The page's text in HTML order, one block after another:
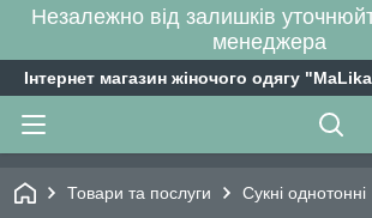
Незалежно від залишків
менеджера
Інтернет магазин жіночого одягу
Товари та послуги Сукні однотонні